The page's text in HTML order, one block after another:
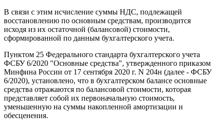
В связи с этим исчисление суммы НДС, подлежащей
восстановлению по основным средствам, производится
исходя из их остаточной (балансовой) стоимости,
сформированной по данным бухгалтерского учета.
Пунктом 25 Федерального стандарта бухгалтерского учета
ФСБУ 6/2020 "Основные средства", утвержденного приказом
Минфина России от 17 сентября 2020 г. N 204н (далее - ФСБУ
6/2020), установлено, что в бухгалтерском балансе основные
средства отражаются по балансовой стоимости, которая
представляет собой их первоначальную стоимость,
уменьшенную на суммы накопленной амортизации и
обесценения.